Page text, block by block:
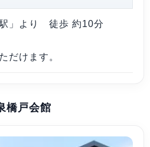
」より 徒歩 約10分
だけます。
橋戸会館